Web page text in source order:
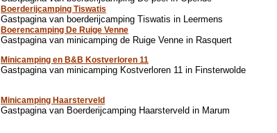
Boerderijcamping Tiswatis
Gastpagina van boerderijcamping Tiswatis in Leermens
Boerencamping De Ruige Venne
Gastpagina van minicamping de Ruige Venne in Rasquert
Minicamping en B&B Kostverloren 11
Gastpagina van minicamping Kostverloren 11 in Finsterwolde
Minicamping Haarsterveld
Gastpagina van Boerderijcamping Haarsterveld in Marum